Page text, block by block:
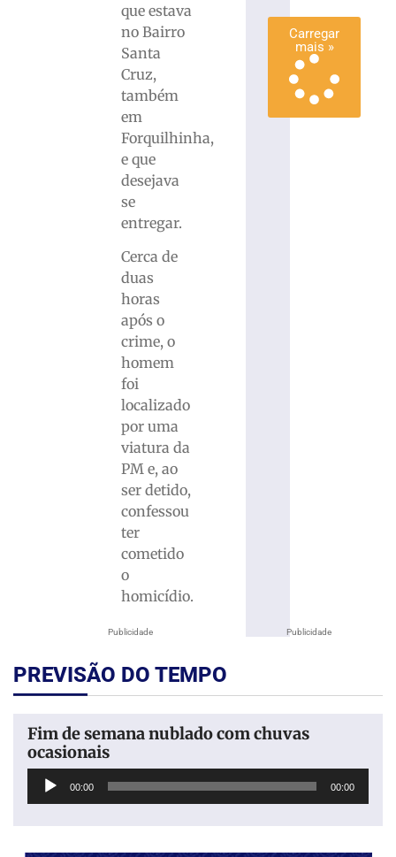
Publicidade
que estava
no Bairro
Santa
Cruz,
também
em
Forquilhinha,
e que
desejava
se
entregar.
Cerca de
duas
horas
após o
crime, o
homem
foi
localizado
por uma
viatura da
PM e, ao
ser detido,
confessou
ter
cometido
o
homicídio.
Carregar
mais »
Publicidade
PREVISÃO DO TEMPO
Fim de semana nublado com chuvas
ocasionais
Tocador
00:00 00:00